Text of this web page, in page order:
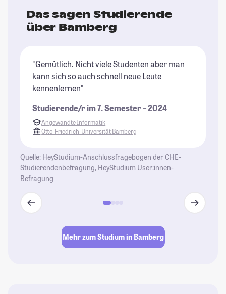
Das sagen Studierende
über Bamberg
"Gemütlich. Nicht viele Studenten aber man
kann sich so auch schnell neue Leute
kennenlernen"
Studierende/r im 7. Semester – 2024
Angewandte Informatik
Otto-Friedrich-Universität Bamberg
Quelle: HeyStudium-Anschlussfragebogen der CHE-
Studierendenbefragung, HeyStudium User:innen-
Befragung
Mehr zum Studium in Bamberg